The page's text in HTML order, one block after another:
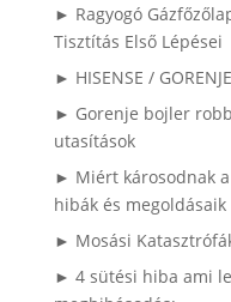
► Ragyogó
Tisztítás Első Lépései
► HISENSE /
► Gorenje bojler
utasítások
► Miért károsodnak a
hibák és megoldásaik
► Mosási
► 4 sütési hiba ami